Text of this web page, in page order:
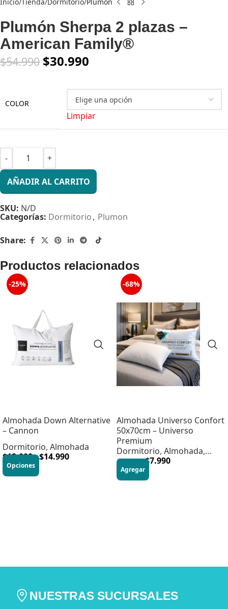
Inicio Tienda Dormitorio Plumon
Plumón Sherpa 2 plazas –
American Family®
$54.990 $30.990
COLOR
Limpiar
AÑADIR AL CARRITO
SKU: N/D
Categorías: Dormitorio, Plumon
Share:
Productos relacionados
-25%
Almohada Down Alternative
– Cannon
Dormitorio, Almohada
$12.000-$14.990
Opciones
-68%
Almohada Universo Confort
50x70cm – Universo
Premium
Dormitorio, Almohada,
HOME DORMITORIO
$24.990 $7.990
Agregar
NUESTRAS SUCURSALES